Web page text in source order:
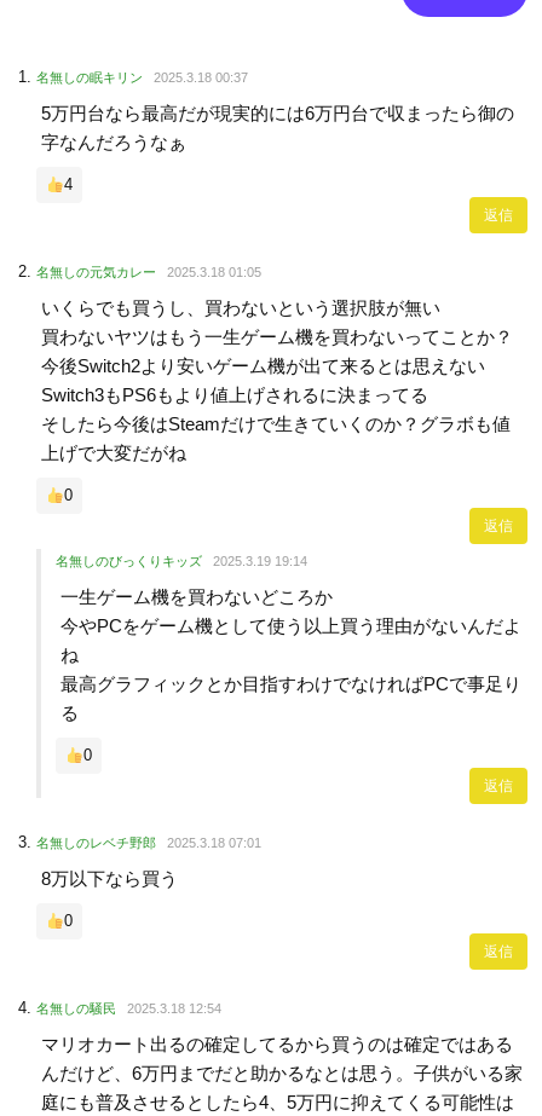
名無しの眠キリン 2025.3.18 00:37
5万円台なら最高だが現実的には6万円台で収まったら御の
字なんだろうなぁ
4
返信
名無しの元気カレー 2025.3.18 01:05
いくらでも買うし、買わないという選択肢が無い
買わないヤツはもう一生ゲーム機を買わないってことか？
今後Switch2より安いゲーム機が出て来るとは思えない
Switch3もPS6もより値上げされるに決まってる
そしたら今後はSteamだけで生きていくのか？グラボも値
上げで大変だがね
0
返信
名無しのびっくりキッズ 2025.3.19 19:14
一生ゲーム機を買わないどころか
今やPCをゲーム機として使う以上買う理由がないんだよ
ね
最高グラフィックとか目指すわけでなければPCで事足り
る
0
返信
名無しのレベチ野郎 2025.3.18 07:01
8万以下なら買う
0
返信
名無しの騒民 2025.3.18 12:54
マリオカート出るの確定してるから買うのは確定ではある
んだけど、6万円までだと助かるなとは思う。子供がいる家
庭にも普及させるとしたら4、5万円に抑えてくる可能性は